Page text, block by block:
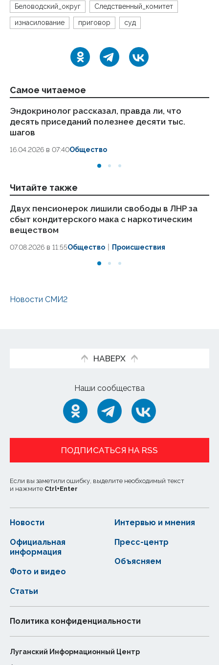
Беловодский_округ Следственный_комитет
изнасилование приговор суд
Самое читаемое
Эндокринолог рассказал, правда ли, что
десять приседаний полезнее десяти тыс.
шагов
16.04.2026 в 07:40Общество
Читайте также
Двух пенсионерок лишили свободы в ЛНР за
сбыт кондитерского мака с наркотическим
веществом
07.08.2026 в 11:55Общество Происшествия
Новости СМИ2
НАВЕРХ
Наши сообщества
ПОДПИСАТЬСЯ НА RSS
Если вы заметили ошибку, выделите необходимый текст
и нажмите Ctrl+Enter
Новости
Статьи
Официальная
информация
Интервью и мнения
Фото и видео
Пресс-центр
Объясняем
Политика конфиденциальности
Луганский Информационный Центр